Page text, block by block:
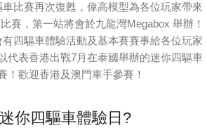
比賽再次復甦，偉高模型為各位玩家帶來
賽，第一站將會於九龍灣Megabox 舉辦！
四驅車體驗活動及基本賽賽事給各位玩家
代表香港出戰7月在泰國舉辦的迷你四驅車
！歡迎香港及澳門車手參賽！
你四驅車體驗日?️